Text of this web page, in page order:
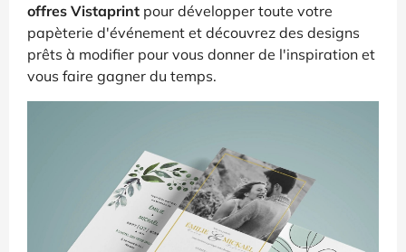
offres Vistaprint pour développer toute votre
papèterie d'événement et découvrez des designs
prêts à modifier pour vous donner de l'inspiration et
vous faire gagner du temps.